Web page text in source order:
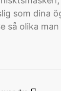
som dina
så olika